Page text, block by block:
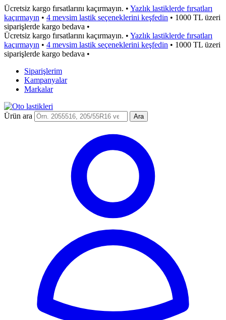
Ücretsiz kargo fırsatlarını kaçırmayın. • Yazlık lastiklerde fırsatları
kaçırmayın • 4 mevsim lastik seçeneklerini keşfedin • 1000 TL üzeri
siparişlerde kargo bedava •
Ücretsiz kargo fırsatlarını kaçırmayın. • Yazlık lastiklerde fırsatları
kaçırmayın • 4 mevsim lastik seçeneklerini keşfedin • 1000 TL üzeri
siparişlerde kargo bedava •
Siparişlerim
Kampanyalar
Markalar
Ürün ara Ara